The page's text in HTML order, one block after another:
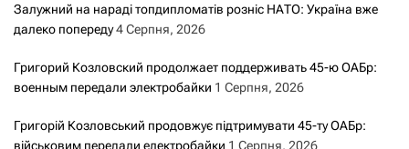
Залужний на нараді топдипломатів розніс НАТО: Україна вже
далеко попереду4 Серпня, 2026
Григорий Козловский продолжает поддерживать 45-ю ОАБр:
военным передали электробайки 1 Серпня, 2026
Григорій Козловський продовжує підтримувати 45-ту ОАБр:
військовим передали електробайки 1 Серпня, 2026